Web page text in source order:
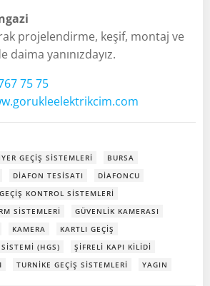
projelendirme, keşif, montaj ve
daima yanınızdayız.
75 75
GEÇIŞ SISTEMLERI
BURSA
DIAFON TESISATI
DIAFONCU
GEÇIŞ KONTROL SISTEMLERI
SISTEMLERI
GÜVENLIK KAMERASI
KAMERA
KARTLI GEÇIŞ
(HGS)
ŞIFRELI KAPI KILIDI
TURNIKE GEÇIŞ SISTEMLERI YAGIN